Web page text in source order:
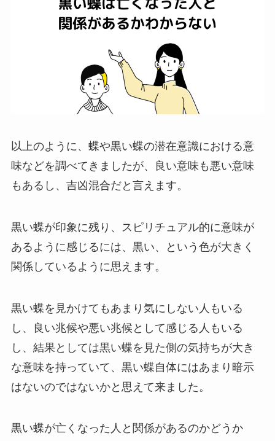
以上のように、蝶や黒い蝶の潜在意識における意
味などを調べてきましたが、良い意味も悪い意味
もあるし、吉凶混合だと言えます。
黒い蝶が印象に残り、スピリチュアル的に意味が
あるように感じるには、黒い、という色が大きく
関係しているように思えます。
黒い蝶を見かけてもあまり気にしない人もいる
し、良い兆候や悪い兆候として感じる人もいる
し、結果としては黒い蝶を見た側の気持ちが大き
な意味を持っていて、黒い蝶自体にはあまり暗示
はないのではないかと思えて来ました。
黒い蝶が亡くなった人と関係があるのかどうか